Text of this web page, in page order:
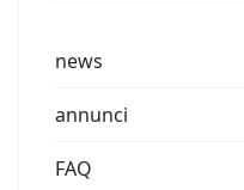
news
annunci
FAQ